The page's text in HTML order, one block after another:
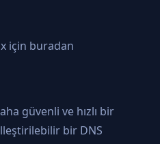
için buradan
güvenli ve hızlı bir
bir DNS